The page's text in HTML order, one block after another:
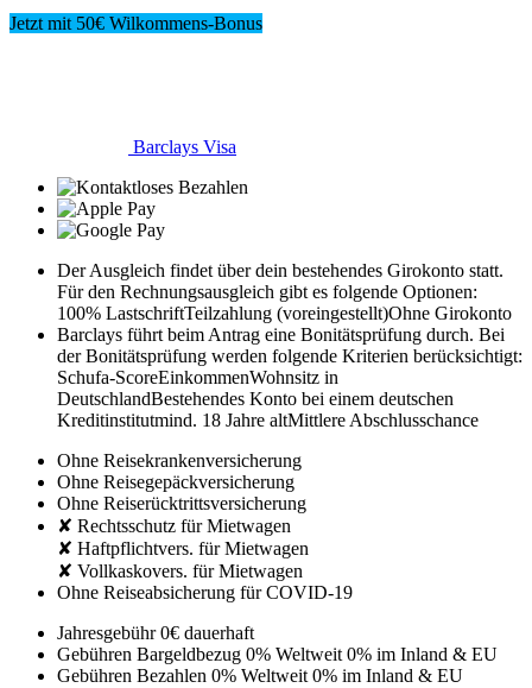
Jetzt mit 50€ Wilkommens-Bonus
Barclays Visa
Der Ausgleich findet über dein bestehendes Girokonto statt.
Für den Rechnungsausgleich gibt es folgende Optionen:
100% LastschriftTeilzahlung (voreingestellt)Ohne Girokonto
Barclays führt beim Antrag eine Bonitätsprüfung durch. Bei
der Bonitätsprüfung werden folgende Kriterien berücksichtigt:
Schufa-ScoreEinkommenWohnsitz in
DeutschlandBestehendes Konto bei einem deutschen
Kreditinstitutmind. 18 Jahre altMittlere Abschlusschance
Ohne Reisekrankenversicherung
Ohne Reisegepäckversicherung
Ohne Reiserücktrittsversicherung
✘ Rechtsschutz für Mietwagen
✘ Haftpflichtvers. für Mietwagen
✘ Vollkaskovers. für Mietwagen
Ohne Reiseabsicherung für COVID-19
Jahresgebühr 0€ dauerhaft
Gebühren Bargeldbezug 0% Weltweit0% im Inland & EU
Gebühren Bezahlen 0% Weltweit0% im Inland & EU